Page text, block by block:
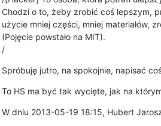
Chodzi o to, żeby zrobić coś lepszym,
użycie mniej części, mniej materiałów,
(Pojęcie powstało na MIT).
/
Spróbuję jutro, na spokojnie, napisać
To HS ma być tak wycięte, jak na
W dniu 2013-05-19 18:15, Hubert